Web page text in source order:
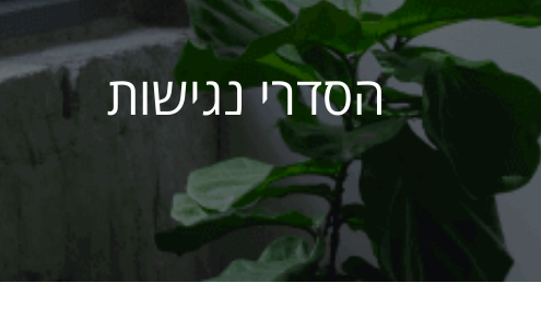
הסדרי נגישות